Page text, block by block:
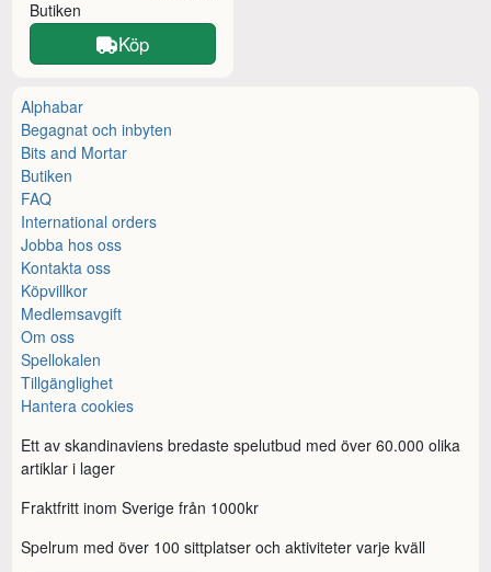
Butiken
Köp
Alphabar
Begagnat och inbyten
Bits and Mortar
Butiken
FAQ
International orders
Jobba hos oss
Kontakta oss
Köpvillkor
Medlemsavgift
Om oss
Spellokalen
Tillgänglighet
Hantera cookies
Ett av skandinaviens bredaste spelutbud med över 60.000 olika
artiklar i lager
Fraktfritt inom Sverige från 1000kr
Spelrum med över 100 sittplatser och aktiviteter varje kväll